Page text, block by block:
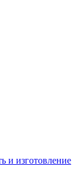
и изготовление